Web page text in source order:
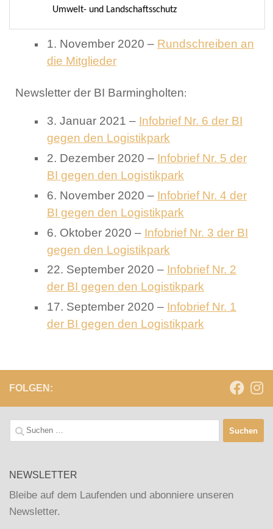
1. November 2020 – Rundschreiben an
die Mitglieder
Newsletter der BI Barmingholten:
3. Januar 2021 – Infobrief Nr. 6 der BI
gegen den Logistikpark
2. Dezember 2020 – Infobrief Nr. 5 der
BI gegen den Logistikpark
6. November 2020 – Infobrief Nr. 4 der
BI gegen den Logistikpark
6. Oktober 2020 – Infobrief Nr. 3 der BI
gegen den Logistikpark
22. September 2020 – Infobrief Nr. 2
der BI gegen den Logistikpark
17. September 2020 – Infobrief Nr. 1
der BI gegen den Logistikpark
FOLGEN:
Suchen
nach:
NEWSLETTER
Bleibe auf dem Laufenden und abonniere unseren
Newsletter.